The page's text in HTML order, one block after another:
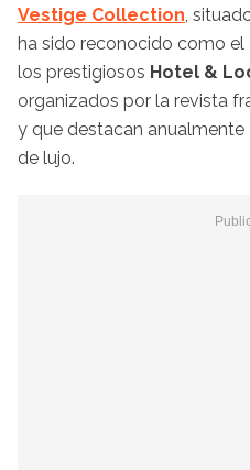
Vestige Collection,
ha sido reconocido como el
los prestigiosos Hotel &
organizados por la revista
y que destacan
de lujo.